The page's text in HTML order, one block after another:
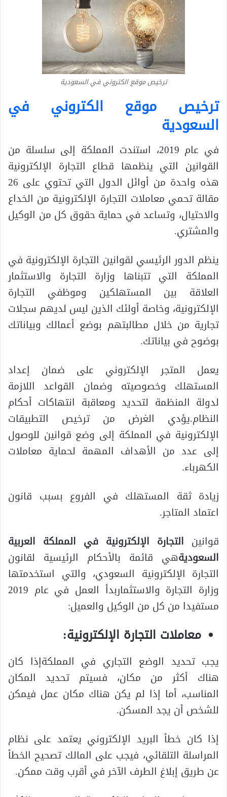
ترخيص موقع الكتروني في السعودية
ترخيص موقع الكتروني في
السعودية
في عام 2019، استندت المملكة إلى سلسلة من
القوانين التي ينظمها قطاع التجارة الإلكترونية
هذه واحدة من أوائل الدول التي تحتوي على 26
مقالة تحمي معاملات التجارة الإلكترونية من الخداع
والاحتيال، وتساعد في حماية حقوق كل من الوكيل
والمشتري.
ينظم الدور الرئيسي لقوانين التجارة الإلكترونية في
المملكة التي تتبناها وزارة التجارة والاستثمار
العلاقة بين المستهلكين وموظفي التجارة
الإلكترونية، وخاصة أولئك الذين ليس لديهم سجلات
تجارية من خلال مطالبتهم بوضع أعمالك وبياناتك
بوضوح في بياناتك.
يعمل المتجر الإلكتروني على ضمان إعداد
المستهلك وخصوصيته وضمان القواعد اللازمة
لدولة المنظمة لتحديد ومعاقبة انتهاكات أحكام
النظام.يؤدي الغرض من ترخيص التطبيقات
الإلكترونية في المملكة إلى وضع قوانين للوصول
إلى عدد من الأهداف المهمة لحماية معاملات
الكهرباء.
زيادة ثقة المستهلك في الفروع بسبب قانون
اعتماد المتاجر.
قوانين التجارة الإلكترونية في المملكة العربية
السعوديةهي قائمة بالأحكام الرئيسية لقانون
التجارة الإلكترونية السعودي، والتي استخدمتها
وزارة التجارة والاستثماربدأ العمل في عام 2019
مستفيدا من كل من الوكيل والعميل:
معاملات التجارة الإلكترونية:
يجب تحديد الوضع التجاري في المملكةإذا كان
هناك أكثر من مكان، فسيتم تحديد المكان
المناسب، أما إذا لم يكن هناك مكان عمل فيمكن
للشخص أن يجد المسكن.
إذا كان خطأ البريد الإلكتروني يعتمد على نظام
المراسلة التلقائي، فيجب على المالك تصحيح الخطأ
عن طريق إبلاغ الطرف الآخر في أقرب وقت ممكن.